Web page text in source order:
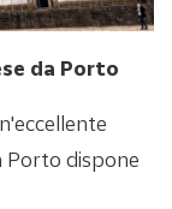
da Porto
Porto dispone